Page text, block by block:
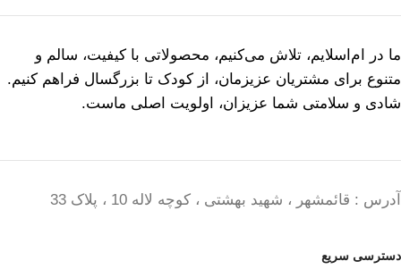
ما در ام‌اسلایم، تلاش می‌کنیم، محصولاتی با کیفیت، سالم و
متنوع برای مشتریان عزیزمان، از کودک تا بزرگسال فراهم کنیم.
شادی و سلامتی شما عزیزان، اولویت اصلی ماست.
آدرس : قائمشهر ، شهید بهشتی ، کوچه لاله 10 ، پلاک 33
دسترسی سریع